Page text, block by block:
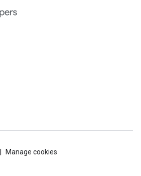
Manage cookies